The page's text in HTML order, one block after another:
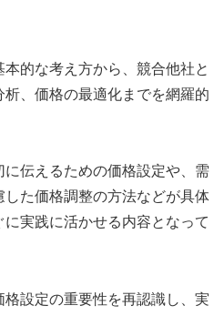
的な考え方から、競合他社と
、価格の最適化までを網羅的
伝えるための価格設定や、需
た価格調整の方法などが具体
実践に活かせる内容となって
設定の重要性を再認識し、実